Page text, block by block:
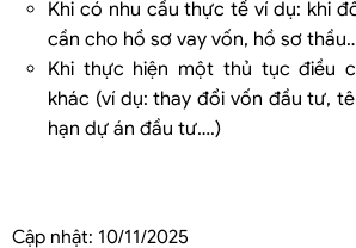
Khi có nhu cầu thực tế ví dụ: khi
cần cho hồ sơ vay vốn, hồ sơ
Khi thực hiện một thủ tục điều
khác (ví dụ: thay đổi vốn đầu tư,
hạn dự án đầu tư….)
Cập nhật: 10/11/2025